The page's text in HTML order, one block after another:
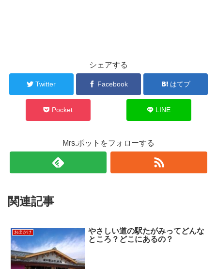
シェアする
Twitter Facebook はてブ
Pocket LINE
Mrs.ポットをフォローする
関連記事
お出かけ
やさしい道の駅たがみってどんな
ところ？どこにあるの？